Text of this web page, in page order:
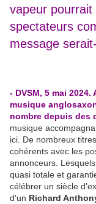
vapeur
spectateurs
message
- DVSM, 5 mai
musique
nombre depuis des
musique
ici. De nombreux
cohérents avec les
annonceurs.
quasi totale et
célébrer un siècle
d'un Richard